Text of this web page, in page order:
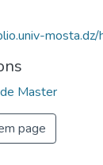
Master
page